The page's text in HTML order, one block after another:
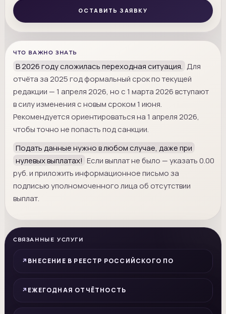
ОСТАВИТЬ ЗАЯВКУ
ЧТО ВАЖНО ЗНАТЬ
В 2026 году сложилась переходная ситуация. Для
отчёта за 2025 год формальный срок по текущей
редакции — 1 апреля 2026, но с 1 марта 2026 вступают
в силу изменения с новым сроком 1 июня.
Рекомендуется ориентироваться на 1 апреля 2026,
чтобы точно не попасть под санкции.
Подать данные нужно в любом случае, даже при
нулевых выплатах! Если выплат не было — указать 0.00
руб. и приложить информационное письмо за
подписью уполномоченного лица об отсутствии
выплат.
СВЯЗАННЫЕ УСЛУГИ
ВНЕСЕНИЕ В РЕЕСТР РОССИЙСКОГО ПО
ЕЖЕГОДНАЯ ОТЧЁТНОСТЬ